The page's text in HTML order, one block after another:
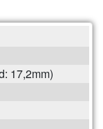
17,2mm)